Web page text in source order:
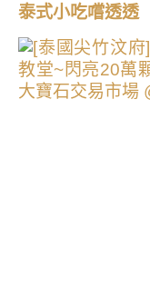
泰式小吃嚐透透